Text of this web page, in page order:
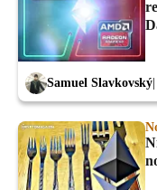
Samuel Slavkovský